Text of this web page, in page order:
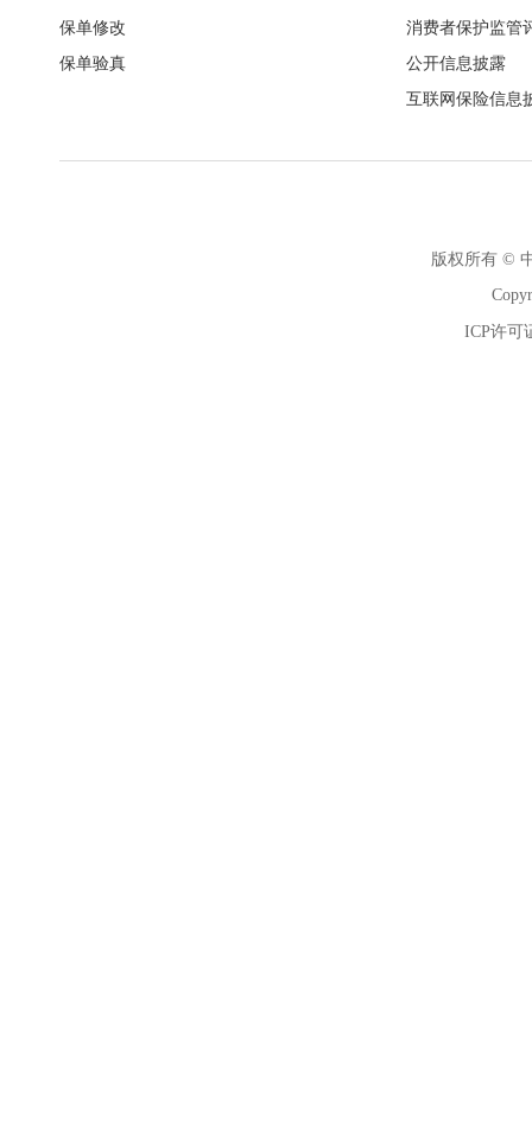
保单修改
保单验真
消费者保护监管
公开信息披露
互联网保险信息
版权所有 ©
ICP许可